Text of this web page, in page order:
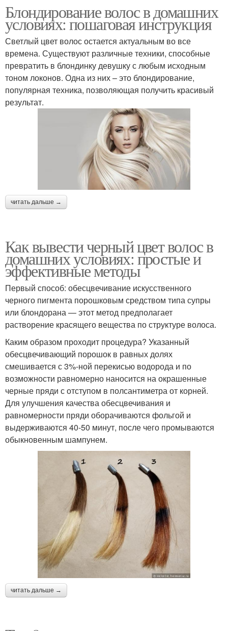
Блондирование волос в домашних
условиях: пошаговая инструкция
Светлый цвет волос остается актуальным во все
времена. Существуют различные техники, способные
превратить в блондинку девушку с любым исходным
тоном локонов. Одна из них – это блондирование,
популярная техника, позволяющая получить красивый
результат.
читать дальше →
Как вывести черный цвет волос в
домашних условиях: простые и
эффективные методы
Первый способ: обесцвечивание искусственного
черного пигмента порошковым средством типа супры
или блондорана — этот метод предполагает
растворение красящего вещества по структуре волоса.
Каким образом проходит процедура? Указанный
обесцвечивающий порошок в равных долях
смешивается с 3%-ной перекисью водорода и по
возможности равномерно наносится на окрашенные
черные пряди с отступом в полсантиметра от корней.
Для улучшения качества обесцвечивания и
равномерности пряди оборачиваются фольгой и
выдерживаются 40-50 минут, после чего промываются
обыкновенным шампунем.
читать дальше →